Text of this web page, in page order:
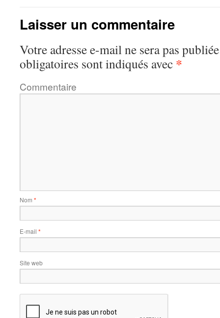
Laisser un commentaire
Votre adresse e-mail ne sera pas
obligatoires sont indiqués avec *
Commentaire
Nom *
E-mail *
Site web